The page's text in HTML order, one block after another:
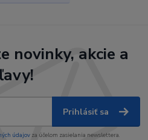
novinky, akcie a
Prihlásiť sa
údajov za účelom zasielania newslettera.